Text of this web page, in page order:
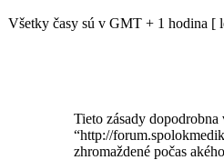
Všetky časy sú v GMT + 1 hodina [
Tieto zásady
“http://
zhromaždené počas